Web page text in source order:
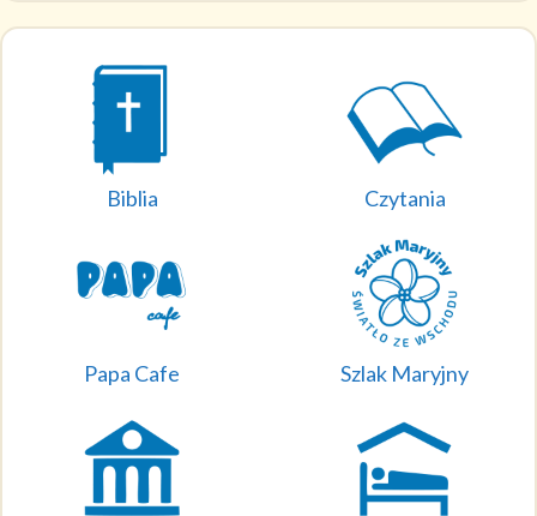
Biblia Czytania
Papa Cafe Szlak Maryjny